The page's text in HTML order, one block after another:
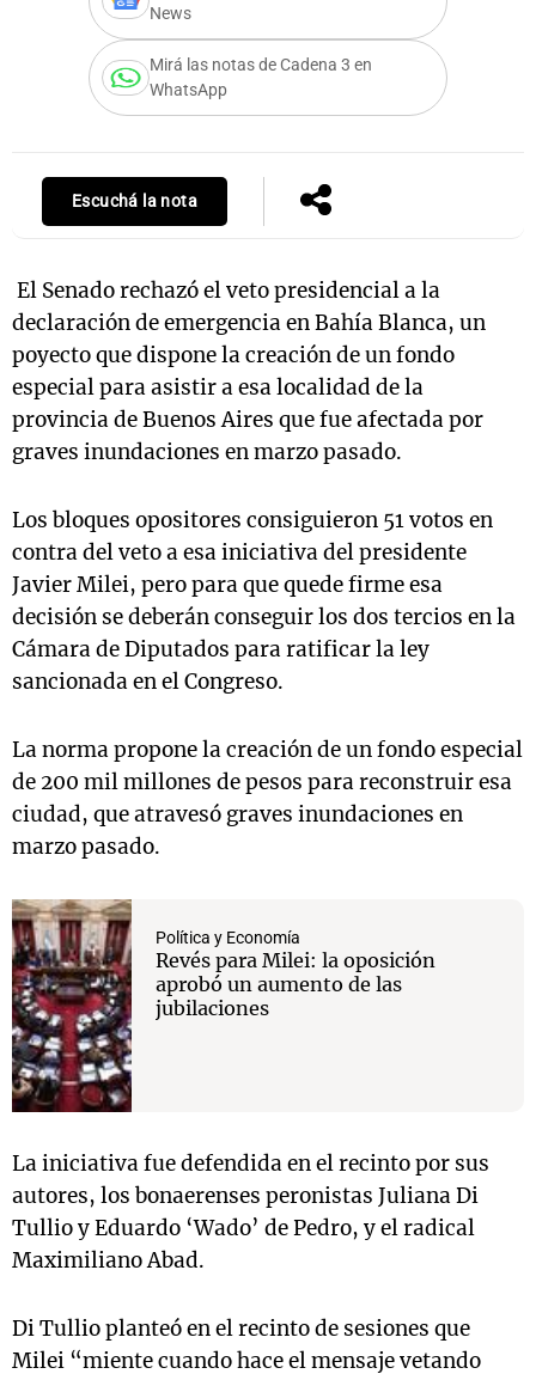
News
Mirá las notas de Cadena 3 en
WhatsApp
Escuchá la nota
El Senado rechazó el veto presidencial a la
declaración de emergencia en Bahía Blanca, un
poyecto que dispone la creación de un fondo
especial para asistir a esa localidad de la
provincia de Buenos Aires que fue afectada por
graves inundaciones en marzo pasado.
Los bloques opositores consiguieron 51 votos en
contra del veto a esa iniciativa del presidente
Javier Milei, pero para que quede firme esa
decisión se deberán conseguir los dos tercios en la
Cámara de Diputados para ratificar la ley
sancionada en el Congreso.
La norma propone la creación de un fondo especial
de 200 mil millones de pesos para reconstruir esa
ciudad, que atravesó graves inundaciones en
marzo pasado.
Política y Economía
Revés para Milei: la oposición
aprobó un aumento de las
jubilaciones
La iniciativa fue defendida en el recinto por sus
autores, los bonaerenses peronistas Juliana Di
Tullio y Eduardo ‘Wado’ de Pedro, y el radical
Maximiliano Abad.
Di Tullio planteó en el recinto de sesiones que
Milei “miente cuando hace el mensaje vetando
Notas
Mundial 2026
Cadena 3